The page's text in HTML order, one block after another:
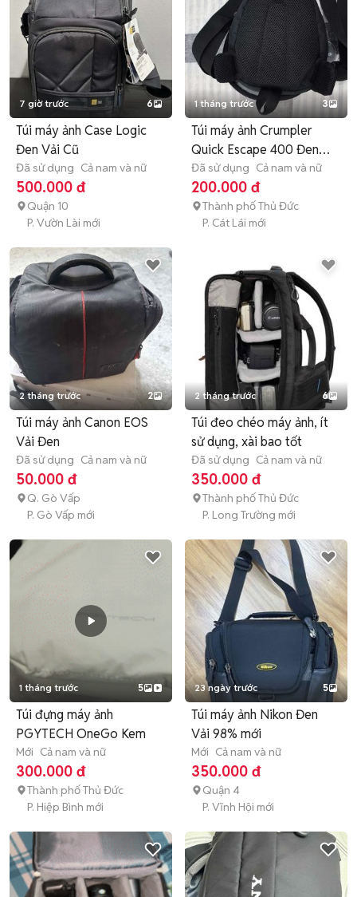
7 giờ trước 6
Túi máy ảnh Case Logic
Đen Vải Cũ
Đã sử dụng Cả nam và nữ
500.000 đ
Quận 10
P. Vườn Lài mới
1 tháng trước 3
Túi máy ảnh Crumpler
Quick Escape 400 Đen
Như mới
Đã sử dụng Cả nam và nữ
200.000 đ
Thành phố Thủ Đức
P. Cát Lái mới
2 tháng trước 2
Túi máy ảnh Canon EOS
Vải Đen
Đã sử dụng Cả nam và nữ
50.000 đ
Q. Gò Vấp
P. Gò Vấp mới
2 tháng trước 6
Túi đeo chéo máy ảnh, ít
sử dụng, xài bao tốt
Đã sử dụng Cả nam và nữ
350.000 đ
Thành phố Thủ Đức
P. Long Trường mới
1 tháng trước 5
Túi đựng máy ảnh
PGYTECH OneGo Kem
Mới Cả nam và nữ
300.000 đ
Thành phố Thủ Đức
P. Hiệp Bình mới
23 ngày trước 5
Túi máy ảnh Nikon Đen
Vải 98% mới
Mới Cả nam và nữ
350.000 đ
Quận 4
P. Vĩnh Hội mới